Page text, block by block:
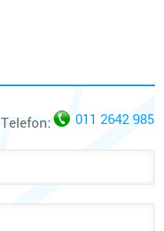
Telefon: 011 2642 985